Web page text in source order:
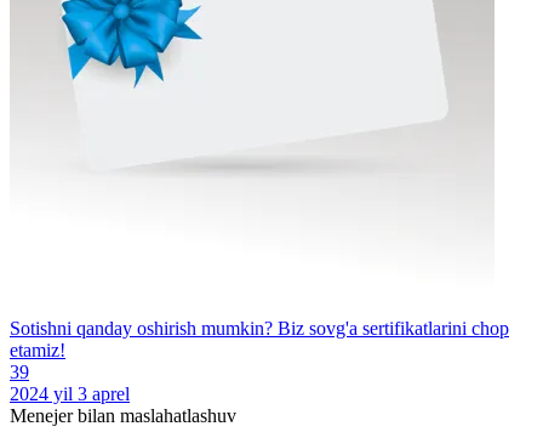
Sotishni qanday oshirish mumkin? Biz sovg'a sertifikatlarini chop
etamiz!
39
2024 yil 3 aprel
Menejer bilan maslahatlashuv